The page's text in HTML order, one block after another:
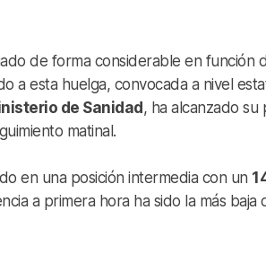
de forma considerable en función
a esta huelga, convocada a nivel
de Sanidad, ha alcanzado su
matinal.
en una posición intermedia con un
a primera hora ha sido la más baja